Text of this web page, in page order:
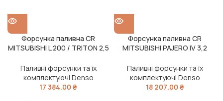
Форсунка паливна CR
MITSUBISHI L 200 / TRITON 2,5
Паливні форсунки та їх
комплектуючі Denso
17 384,00 ₴
Форсунка паливна CR
MITSUBISHI PAJERO IV 3,2
Паливні форсунки та їх
комплектуючі Denso
18 207,00 ₴